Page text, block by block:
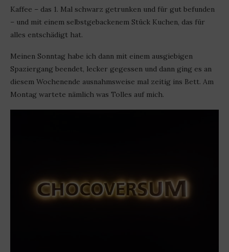
Kaffee – das 1. Mal schwarz getrunken und für gut befunden
– und mit einem selbstgebackenem Stück Kuchen, das für
alles entschädigt hat.
Meinen Sonntag habe ich dann mit einem ausgiebigen
Spaziergang beendet, lecker gegessen und dann ging es an
diesem Wochenende ausnahmsweise mal zeitig ins Bett. Am
Montag wartete nämlich was Tolles auf mich.